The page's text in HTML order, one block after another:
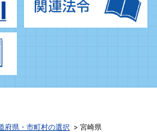
府県・市町村の選択 宮崎県